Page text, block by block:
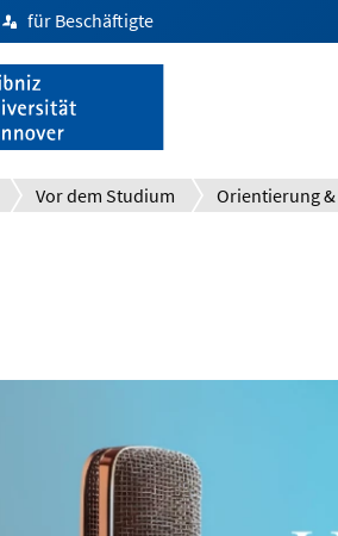
für Beschäftigte
Vor dem Studium